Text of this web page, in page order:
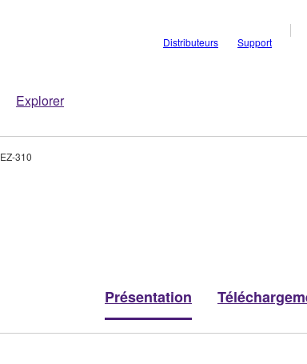
Explorer
Distributeurs Support
EZ-310
Présentation